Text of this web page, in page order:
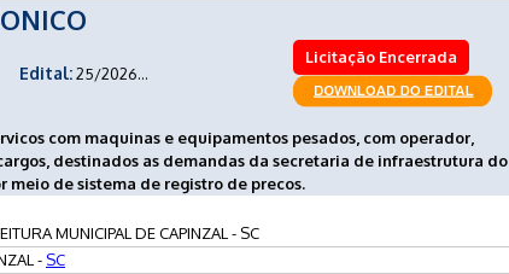
Edital:25/2026...
Licitação Encerrada
com maquinas e equipamentos pesados, com operador,
destinados as demandas da secretaria de infraestrutura do
meio de sistema de registro de precos.
MUNICIPAL DE CAPINZAL - SC
- SC